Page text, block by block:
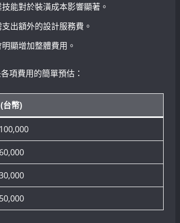
能對於裝潢成本影響顯著。
出額外的設計服務費。
顯增加整體費用。
項費用的簡單預估：
台幣)